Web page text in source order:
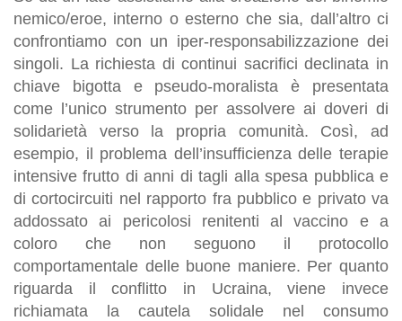
nemico/eroe, interno o esterno che sia, dall’altro ci
confrontiamo con un iper-responsabilizzazione dei
singoli. La richiesta di continui sacrifici declinata in
chiave bigotta e pseudo-moralista è presentata
come l’unico strumento per assolvere ai doveri di
solidarietà verso la propria comunità. Così, ad
esempio, il problema dell’insufficienza delle terapie
intensive frutto di anni di tagli alla spesa pubblica e
di cortocircuiti nel rapporto fra pubblico e privato va
addossato ai pericolosi renitenti al vaccino e a
coloro che non seguono il protocollo
comportamentale delle buone maniere. Per quanto
riguarda il conflitto in Ucraina, viene invece
richiamata la cautela solidale nel consumo